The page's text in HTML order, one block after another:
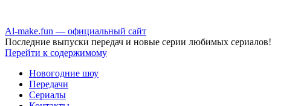
Аl-make.fun — официальный сайт
Последние выпуски передач и новые серии любимых сериалов!
Перейти к содержимому
Новогодние шоу
Передачи
Сериалы